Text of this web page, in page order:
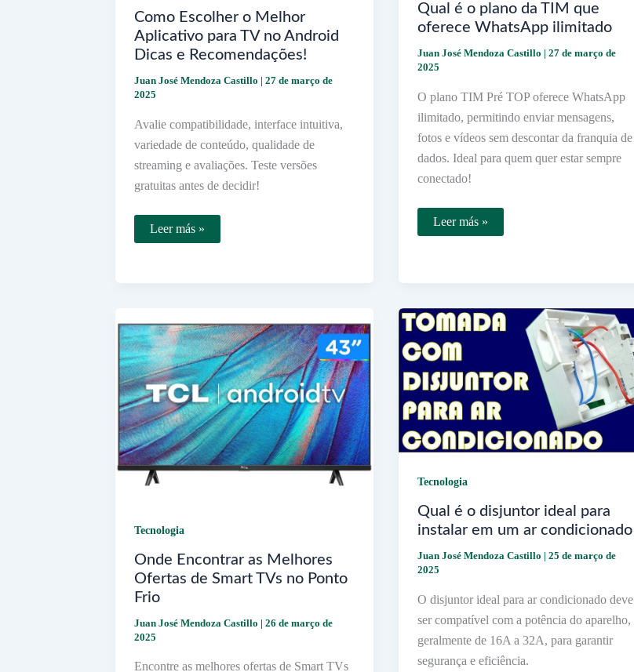
Como Escolher o Melhor
Aplicativo para TV no Android
Dicas e Recomendações!
Juan José Mendoza Castillo | 27 de março de
2025
Avalie compatibilidade, interface intuitiva,
variedade de conteúdo, qualidade de
streaming e avaliações. Teste versões
gratuitas antes de decidir!
Como
Escolher
Android
Dicas
e
Recomendações!
Leer más »
Qual é o plano da TIM que
oferece WhatsApp ilimitado
Juan José Mendoza Castillo | 27 de março de
2025
O plano TIM Pré TOP oferece WhatsApp
ilimitado, permitindo enviar mensagens,
fotos e vídeos sem descontar da franquia de
dados. Ideal para quem quer estar sempre
conectado!
Qual
é
oferece
WhatsApp
ilimitado
Leer más »
Tecnologia
Onde Encontrar as Melhores
Ofertas de Smart TVs no Ponto
Frio
Juan José Mendoza Castillo | 26 de março de
2025
Encontre as melhores ofertas de Smart TVs
Tecnologia
Qual é o disjuntor ideal para
instalar em um ar condicionado
Juan José Mendoza Castillo | 25 de março de
2025
O disjuntor ideal para ar condicionado deve
ser compatível com a potência do aparelho,
geralmente de 16A a 32A, para garantir
segurança e eficiência.